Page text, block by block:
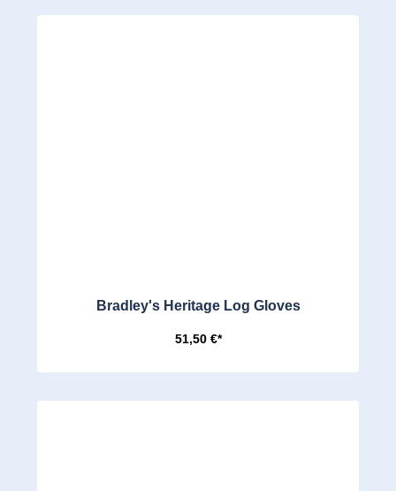
Bradley's Heritage Log Gloves
51,50 €*